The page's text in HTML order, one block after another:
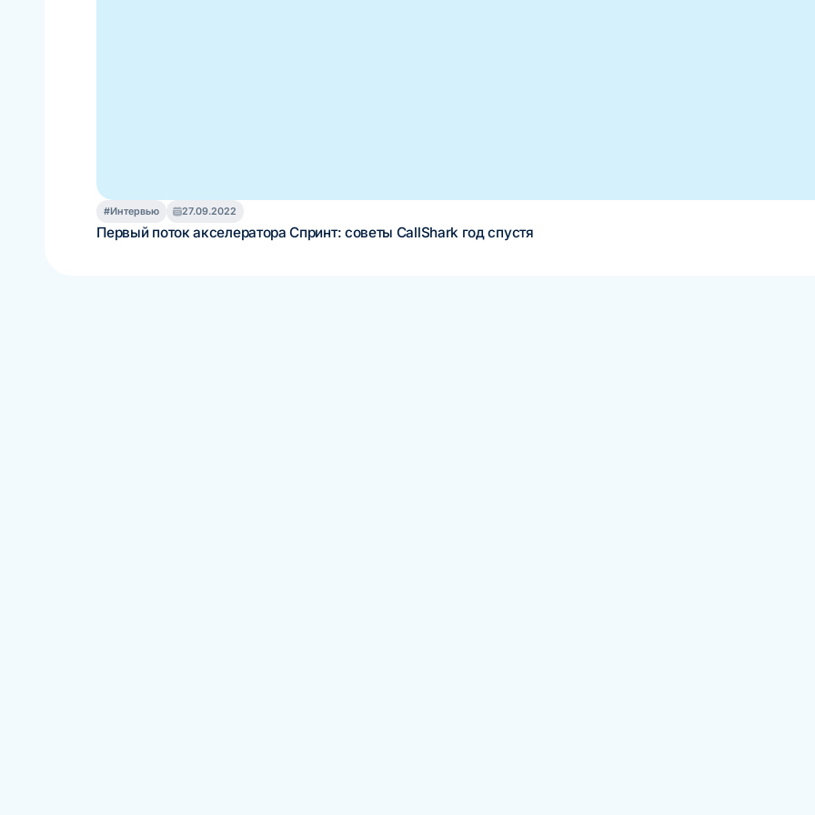
#Интервью 27.09.2022
Первый поток акселератора Спринт: советы CallShark год спустя